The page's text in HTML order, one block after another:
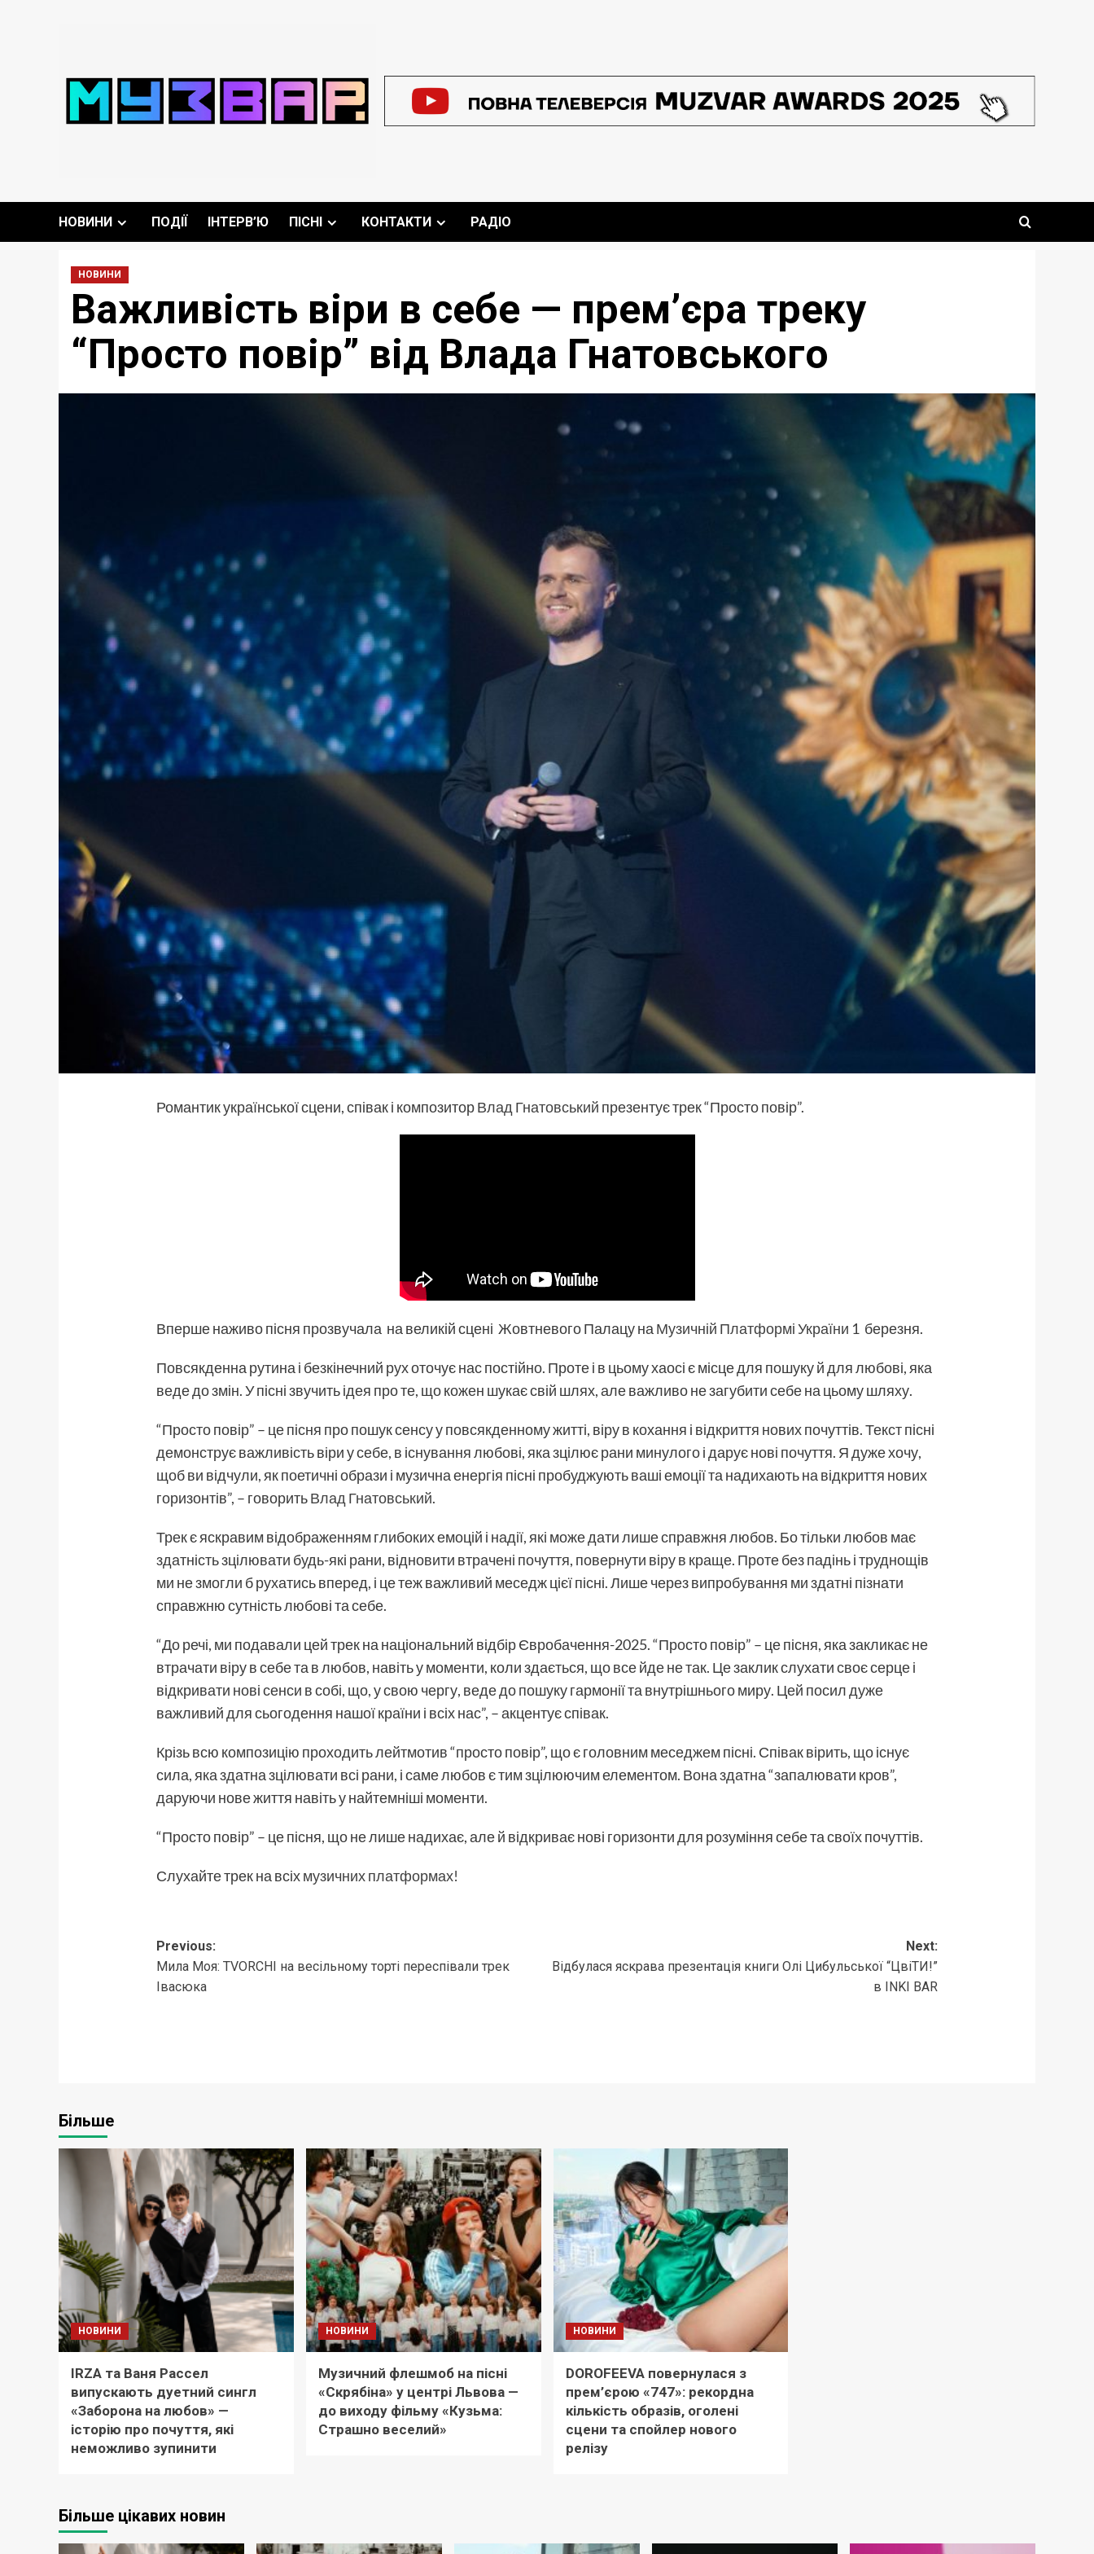
НОВИНИ ПОДІЇ ІНТЕРВ’Ю ПІСНІ КОНТАКТИ РАДІО
НОВИНИ
Важливість віри в себе — прем’єра треку
“Просто повір” від Влада Гнатовського
Романтик української сцени, співак і композиторВлад Гнатовський презентує трек “Просто повір”.
Вперше наживо пісня прозвучала на великій сцені Жовтневого Палацу на Музичній Платформі України 1 березня.
Повсякденна рутина і безкінечний рух оточує нас постійно. Проте і в цьому хаосі є місце для пошуку й для любові, яка
веде до змін. У пісні звучить ідея про те, що кожен шукає свій шлях, але важливо не загубити себе на цьому шляху.
“Просто повір” – це пісня про пошук сенсу у повсякденному житті, віру в кохання і відкриття нових почуттів. Текст пісні
демонструє важливість віри у себе, в існування любові, яка зцілює рани минулого і дарує нові почуття. Я дуже хочу,
щоб ви відчули, як поетичні образи і музична енергія пісні пробуджують ваші емоції та надихають на відкриття нових
горизонтів”, – говоритьВлад Гнатовський.
Трек є яскравим відображенням глибоких емоцій і надії, які може дати лише справжня любов. Бо тільки любов має
здатність зцілювати будь-які рани, відновити втрачені почуття, повернути віру в краще. Проте без падінь і труднощів
ми не змогли б рухатись вперед, і це теж важливий меседж цієї пісні. Лише через випробування ми здатні пізнати
справжню сутність любові та себе.
“До речі, ми подавали цей трек на національний відбір Євробачення-2025. “Просто повір” – це пісня, яка закликає не
втрачати віру в себе та в любов, навіть у моменти, коли здається, що все йде не так. Це заклик слухати своє серце і
відкривати нові сенси в собі, що, у свою чергу, веде до пошуку гармонії та внутрішнього миру. Цей посил дуже
важливий для сьогодення нашої країни і всіх нас”, – акцентує співак.
Крізь всю композицію проходить лейтмотив “просто повір”, що є головним меседжем пісні. Співак вірить, що існує
сила, яка здатна зцілювати всі рани, і саме любов є тим зцілюючим елементом. Вона здатна “запалювати кров”,
даруючи нове життя навіть у найтемніші моменти.
“Просто повір” – це пісня, що не лише надихає, але й відкриває нові горизонти для розуміння себе та своїх почуттів.
Слухайте трек на всіхмузичних платформах!
Post
navigation
Previous:
Мила Моя: TVORCHI на весільному торті переспівали трек
Івасюка
Next:
Відбулася яскрава презентація книги Олі Цибульської “ЦвіТИ!”
в INKI BAR
Більше
НОВИНИ
IRZA та Ваня Рассел
випускають дуетний сингл
«Заборона на любов» —
історію про почуття, які
неможливо зупинити
НОВИНИ
Музичний флешмоб на пісні
«Скрябіна» у центрі Львова —
до виходу фільму «Кузьма:
Страшно веселий»
НОВИНИ
DOROFEEVA повернулася з
прем’єрою «747»: рекордна
кількість образів, оголені
сцени та спойлер нового
релізу
Більше цікавих новин